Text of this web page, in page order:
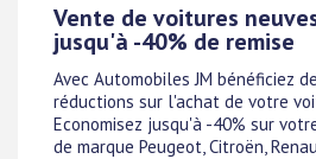
Vente de voitures
jusqu'à -40% de remise
Avec Automobiles JM bénéficiez
réductions sur l'achat de votre
Economisez jusqu'à -40% sur
de marque Peugeot, Citroën,